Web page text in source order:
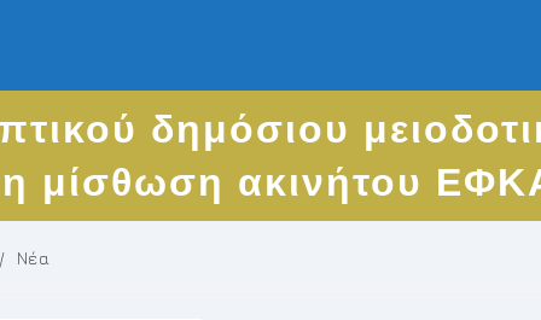
δημόσιου
μίσθωση ακινήτου
/ Νέα